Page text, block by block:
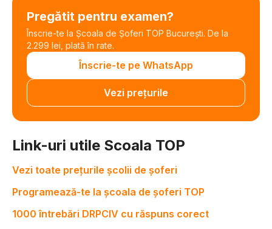
Pregătit pentru examen?
Înscrie-te la Școala de Șoferi TOP București. De la
2.299 lei, plată în rate.
Înscrie-te pe WhatsApp
Vezi prețurile
Link-uri utile Scoala TOP
Vezi toate prețurile școlii de șoferi
Programează-te la școala de șoferi TOP
1000 întrebări DRPCIV cu răspuns corect